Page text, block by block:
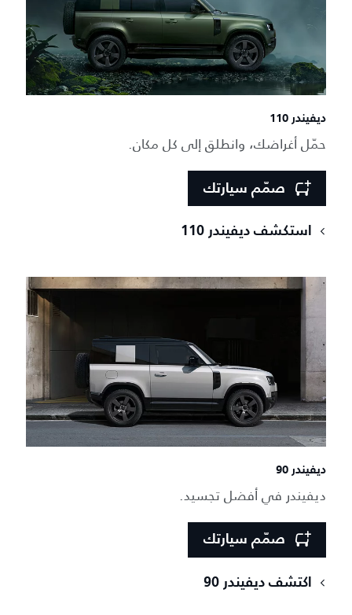
ديفيندر 110
حمّل أغراضك، وانطلق إلى كل مكان.
صمّم سيارتك
استكشف ديفيندر 110
ديفيندر 90
ديفيندر في أفضل تجسيد.
صمّم سيارتك
اكتشف ديفيندر 90